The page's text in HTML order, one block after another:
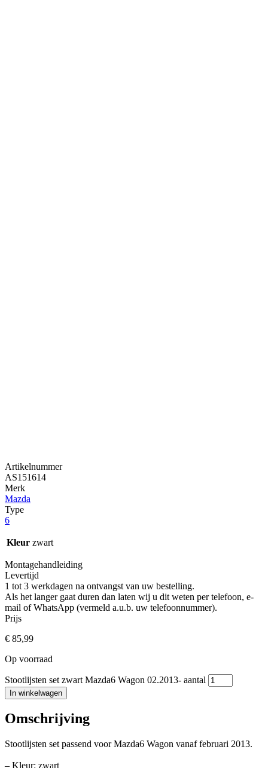
Artikelnummer
AS151614
Merk
Mazda
Type
6
Kleur zwart
Montagehandleiding
Levertijd
1 tot 3 werkdagen na ontvangst van uw bestelling.
Als het langer gaat duren dan laten wij u dit weten per telefoon, e-
mail of WhatsApp (vermeld a.u.b. uw telefoonnummer).
Prijs
€ 85,99
Op voorraad
Stootlijsten set zwart Mazda6 Wagon 02.2013- aantal
In winkelwagen
Omschrijving
Stootlijsten set passend voor Mazda6 Wagon vanaf februari 2013.
– Kleur: zwart